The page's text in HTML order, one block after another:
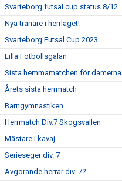
Svarteborg futsal cup status 8/12
Nya tränare i herrlaget!
Svarteborg Futsal Cup 2023
Lilla Fotbollsgalan
Sista hemmamatchen för damerna
Årets sista herrmatch
Barngymnastiken
Herrmatch Div.7 Skogsvallen
Mästare i kavaj
Serieseger div. 7
Avgörande herrar div. 7?